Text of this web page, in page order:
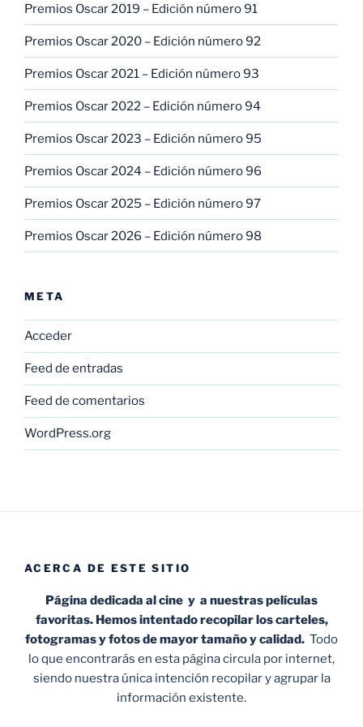
Premios Oscar 2019 – Edición número 91
Premios Oscar 2020 – Edición número 92
Premios Oscar 2021 – Edición número 93
Premios Oscar 2022 – Edición número 94
Premios Oscar 2023 – Edición número 95
Premios Oscar 2024 – Edición número 96
Premios Oscar 2025 – Edición número 97
Premios Oscar 2026 – Edición número 98
META
Acceder
Feed de entradas
Feed de comentarios
WordPress.org
ACERCA DE ESTE SITIO
Página dedicada al cine y a nuestras películas
favoritas. Hemos intentado recopilar los carteles,
fotogramas y fotos de mayor tamaño y calidad. Todo
lo que encontrarás en esta página circula por internet,
siendo nuestra única intención recopilar y agrupar la
información existente.